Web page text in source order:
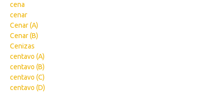
cena
cenar
Cenar (A)
Cenar (B)
Cenizas
centavo (A)
centavo (B)
centavo (C)
centavo (D)